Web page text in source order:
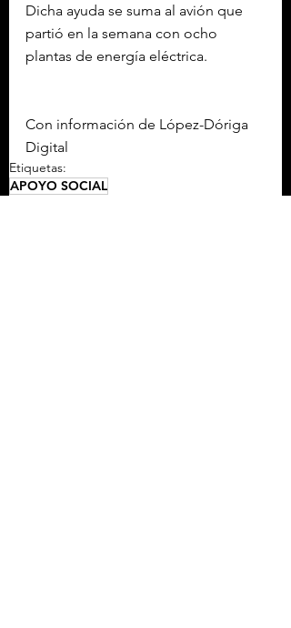
Dicha ayuda se suma al avión que
partió en la semana con ocho
plantas de energía eléctrica.
Con información de López-Dóriga
Digital
Etiquetas:
APOYO SOCIAL